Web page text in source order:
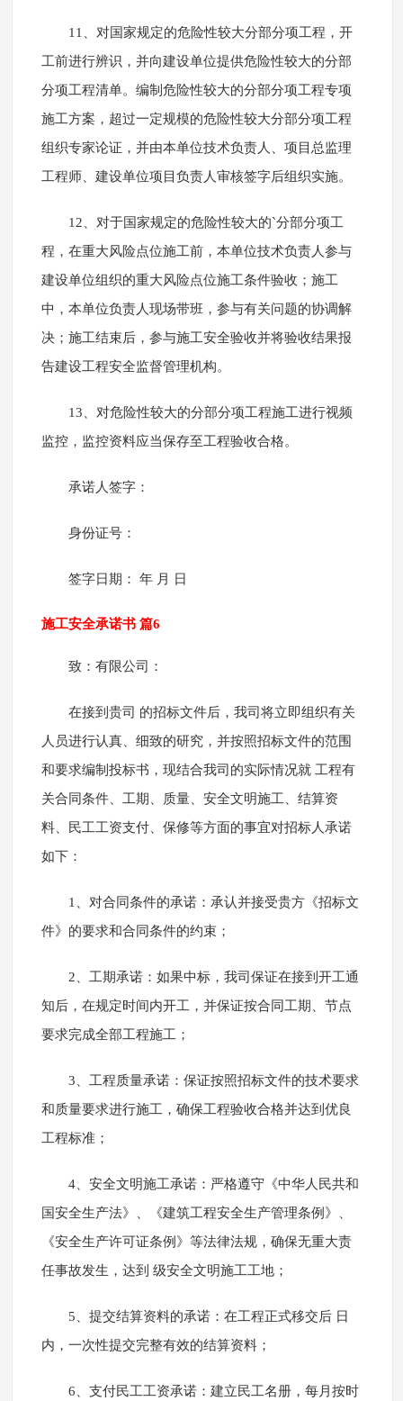
11、对国家规定的危险性较大分部分项工程，开
工前进行辨识，并向建设单位提供危险性较大的分部
分项工程清单。编制危险性较大的分部分项工程专项
施工方案，超过一定规模的危险性较大分部分项工程
组织专家论证，并由本单位技术负责人、项目总监理
工程师、建设单位项目负责人审核签字后组织实施。
12、对于国家规定的危险性较大的`分部分项工
程，在重大风险点位施工前，本单位技术负责人参与
建设单位组织的重大风险点位施工条件验收；施工
中，本单位负责人现场带班，参与有关问题的协调解
决；施工结束后，参与施工安全验收并将验收结果报
告建设工程安全监督管理机构。
13、对危险性较大的分部分项工程施工进行视频
监控，监控资料应当保存至工程验收合格。
承诺人签字：
身份证号：
签字日期： 年 月 日
施工安全承诺书 篇6
致：有限公司：
在接到贵司 的招标文件后，我司将立即组织有关
人员进行认真、细致的研究，并按照招标文件的范围
和要求编制投标书，现结合我司的实际情况就 工程有
关合同条件、工期、质量、安全文明施工、结算资
料、民工工资支付、保修等方面的事宜对招标人承诺
如下：
1、对合同条件的承诺：承认并接受贵方《招标文
件》的要求和合同条件的约束；
2、工期承诺：如果中标，我司保证在接到开工通
知后，在规定时间内开工，并保证按合同工期、节点
要求完成全部工程施工；
3、工程质量承诺：保证按照招标文件的技术要求
和质量要求进行施工，确保工程验收合格并达到优良
工程标准；
4、安全文明施工承诺：严格遵守《中华人民共和
国安全生产法》、《建筑工程安全生产管理条例》、
《安全生产许可证条例》等法律法规，确保无重大责
任事故发生，达到 级安全文明施工工地；
5、提交结算资料的承诺：在工程正式移交后 日
内，一次性提交完整有效的结算资料；
6、支付民工工资承诺：建立民工名册，每月按时